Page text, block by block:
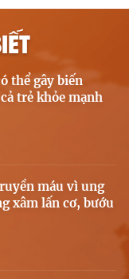
thể gây biến
trẻ khỏe mạnh
máu vì ung
xâm lấn cơ, bướu